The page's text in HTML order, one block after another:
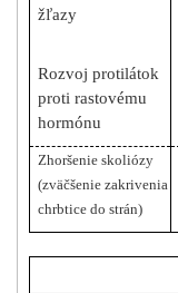
žľazy
Rozvoj protilátok
proti rastovému
hormónu
Zhoršenie skoliózy
(zväčšenie zakrivenia
chrbtice do strán)